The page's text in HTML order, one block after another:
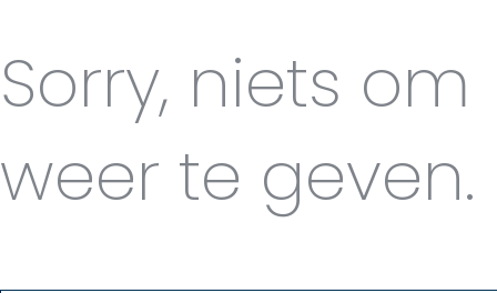
Sorry, niets om
weer te geven.